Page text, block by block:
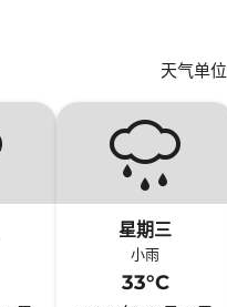
天气单位
星期三
小雨
33°C